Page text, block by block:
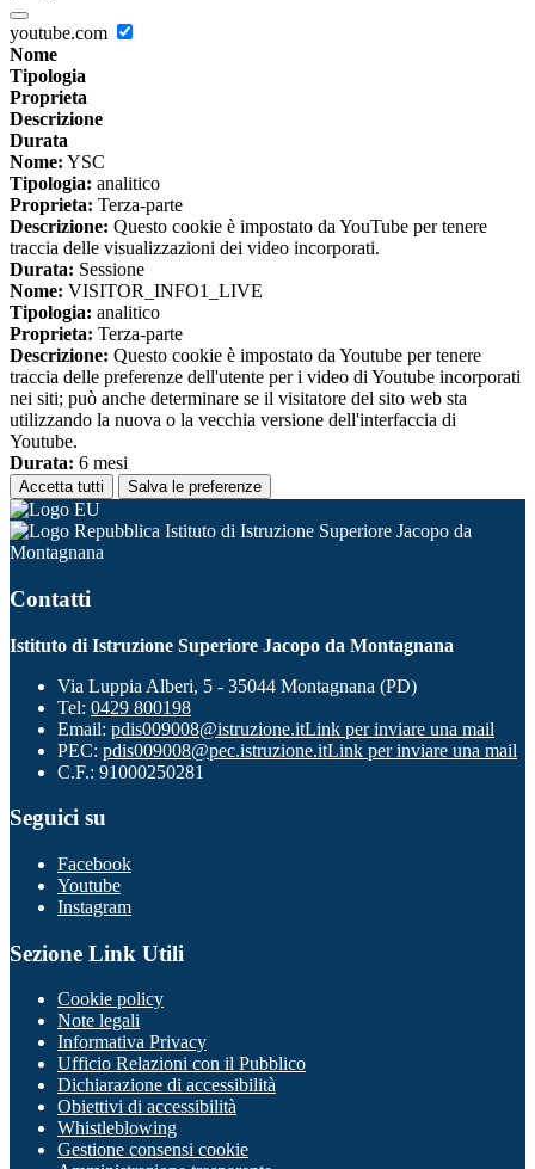
youtube.com
Nome
Tipologia
Proprieta
Descrizione
Durata
Nome: YSC
Tipologia: analitico
Proprieta: Terza-parte
Descrizione: Questo cookie è impostato da YouTube per tenere
traccia delle visualizzazioni dei video incorporati.
Durata: Sessione
Nome: VISITOR_INFO1_LIVE
Tipologia: analitico
Proprieta: Terza-parte
Descrizione: Questo cookie è impostato da Youtube per tenere
traccia delle preferenze dell'utente per i video di Youtube incorporati
nei siti; può anche determinare se il visitatore del sito web sta
utilizzando la nuova o la vecchia versione dell'interfaccia di
Youtube.
Durata: 6 mesi
Accetta tutti Salva le preferenze
Istituto di Istruzione Superiore Jacopo da
Montagnana
Contatti
Istituto di Istruzione Superiore Jacopo da Montagnana
Via Luppia Alberi, 5 - 35044 Montagnana (PD)
Tel: 0429 800198
Email: pdis009008@istruzione.itLink per inviare una mail
PEC: pdis009008@pec.istruzione.itLink per inviare una mail
C.F.: 91000250281
Seguici su
Facebook
Youtube
Instagram
Sezione Link Utili
Cookie policy
Note legali
Informativa Privacy
Ufficio Relazioni con il Pubblico
Dichiarazione di accessibilità
Obiettivi di accessibilità
Whistleblowing
Gestione consensi cookie